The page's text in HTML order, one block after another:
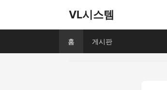
VL시스템
홈 게시판